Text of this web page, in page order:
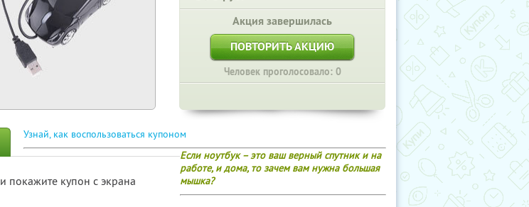
Акция завершилась
ПОВТОРИТЬ АКЦИЮ
Человек проголосовало: 0
и покажите купон с экрана
Узнай, как воспользоваться купоном
Если ноутбук – это ваш верный спутник и на
работе, и дома, то зачем вам нужна большая
мышка?